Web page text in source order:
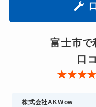
富士市で
口
★★★
株式会社AKWow